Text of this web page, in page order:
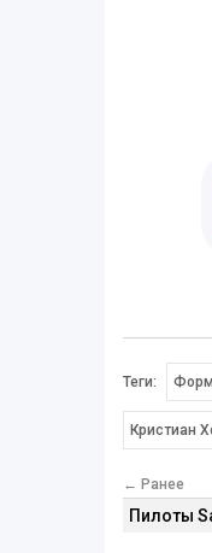
Теги:
Кристиан
← Ранее
Пилоты